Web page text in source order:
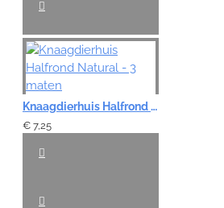
Knaagdierhuis Halfrond Natural - 3 maten
€ 7,25